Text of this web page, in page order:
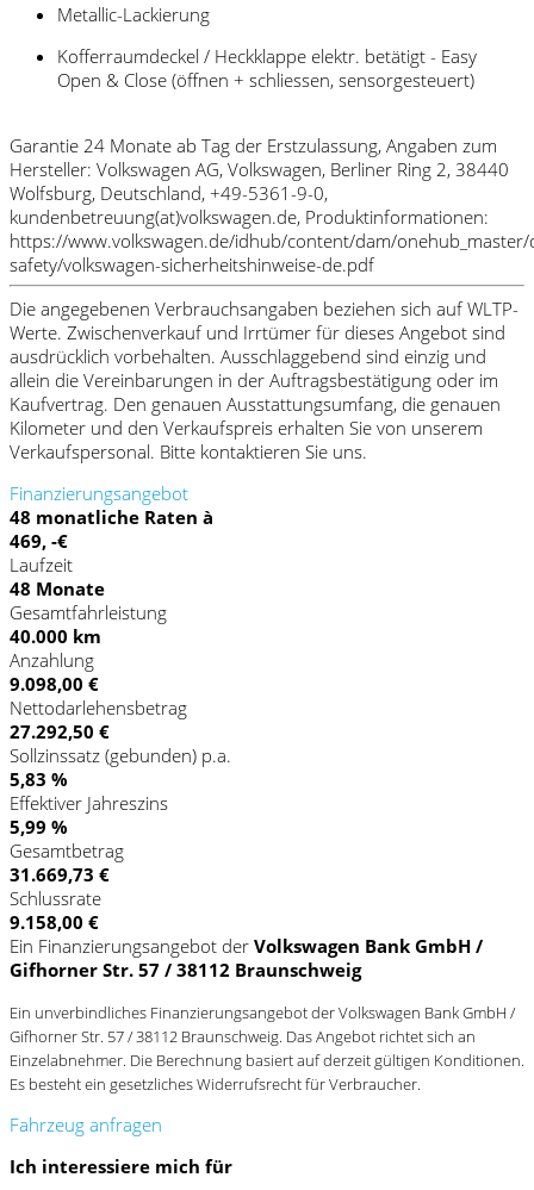
Metallic-Lackierung
Kofferraumdeckel / Heckklappe elektr. betätigt - Easy
Open & Close (öffnen + schliessen, sensorgesteuert)
Garantie 24 Monate ab Tag der Erstzulassung, Angaben zum
Hersteller: Volkswagen AG, Volkswagen, Berliner Ring 2, 38440
Wolfsburg, Deutschland, +49-5361-9-0,
kundenbetreuung(at)volkswagen.de, Produktinformationen:
https://www.volkswagen.de/idhub/content/dam/
safety/volkswagen-sicherheitshinweise-de.pdf
Die angegebenen Verbrauchsangaben beziehen sich auf WLTP-
Werte. Zwischenverkauf und Irrtümer für dieses Angebot sind
ausdrücklich vorbehalten. Ausschlaggebend sind einzig und
allein die Vereinbarungen in der Auftragsbestätigung oder im
Kaufvertrag. Den genauen Ausstattungsumfang, die genauen
Kilometer und den Verkaufspreis erhalten Sie von unserem
Verkaufspersonal. Bitte kontaktieren Sie uns.
Finanzierungsangebot
48 monatliche Raten à
469, -€
Laufzeit
48 Monate
Gesamtfahrleistung
40.000 km
Anzahlung
9.098,00 €
Nettodarlehensbetrag
27.292,50 €
Sollzinssatz (gebunden) p.a.
5,83 %
Effektiver Jahreszins
5,99 %
Gesamtbetrag
31.669,73 €
Schlussrate
9.158,00 €
Ein Finanzierungsangebot der Volkswagen Bank GmbH /
Gifhorner Str. 57 / 38112 Braunschweig
Ein unverbindliches Finanzierungsangebot der Volkswagen Bank GmbH /
Gifhorner Str. 57 / 38112 Braunschweig. Das Angebot richtet sich an
Einzelabnehmer. Die Berechnung basiert auf derzeit gültigen Konditionen.
Es besteht ein gesetzliches Widerrufsrecht für Verbraucher.
Fahrzeug anfragen
Ich interessiere mich für